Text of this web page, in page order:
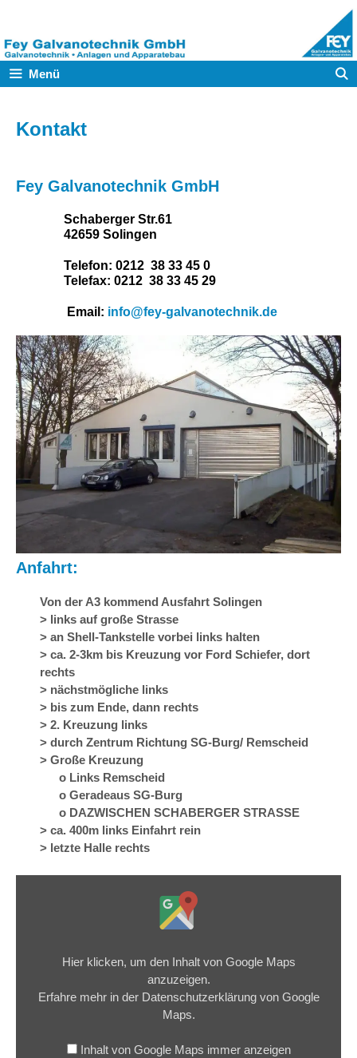
springen
Menü
Kontakt
Fey Galvanotechnik GmbH
Schaberger Str.61
42659 Solingen
Telefon: 0212 38 33 45 0
Telefax: 0212 38 33 45 29
Email: info@fey-galvanotechnik.de
Anfahrt:
Von der A3 kommend Ausfahrt Solingen
> links auf große Strasse
> an Shell-Tankstelle vorbei links halten
> ca. 2-3km bis Kreuzung vor Ford Schiefer, dort
rechts
> nächstmögliche links
> bis zum Ende, dann rechts
> 2. Kreuzung links
> durch Zentrum Richtung SG-Burg/ Remscheid
> Große Kreuzung
o Links Remscheid
o Geradeaus SG-Burg
o DAZWISCHEN SCHABERGER STRASSE
> ca. 400m links Einfahrt rein
> letzte Halle rechts
Hier klicken, um den Inhalt von Google Maps
anzuzeigen.
Erfahre mehr in der Datenschutzerklärung von Google
Maps.
Inhalt von Google Maps immer anzeigen